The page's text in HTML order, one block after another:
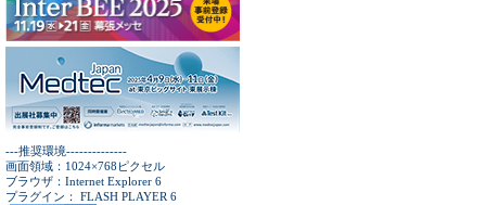
---推奨環境--------------
画面領域：1024×768ピクセル
ブラウザ：Internet Explorer 6
プラグイン： FLASH PLAYER 6